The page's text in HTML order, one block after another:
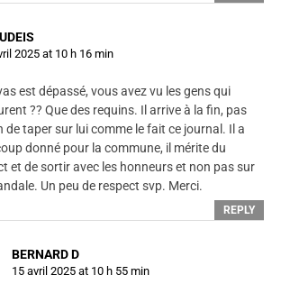
2025 at 10 h 16 min
est dépassé, vous avez vu les gens qui
?? Que des requins. Il arrive à la fin, pas
de taper sur lui comme le fait ce journal. Il a
donné pour la commune, il mérite du
et de sortir avec les honneurs et non pas sur
Un peu de respect svp. Merci.
REPLY
BERNARD D
15 avril 2025 at 10 h 55 min